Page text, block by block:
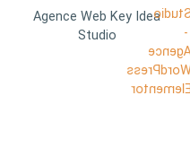
Agence Web Key Idea
Studio